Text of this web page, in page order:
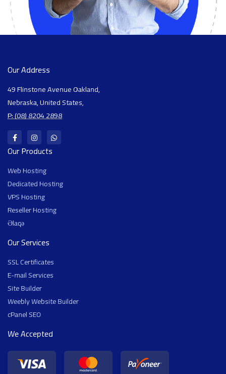
Our Address
49 Flinstone Avenue Oakland,
Nebraska, United States,
P: (08) 8204 2898
Our Products
Web Hosting
Dedicated Hosting
VPS Hosting
Reseller Hosting
Əlaqə
Our Services
SSL Certificates
E-mail Services
Site Builder
Weebly Website Builder
cPanel SEO
We Accepted